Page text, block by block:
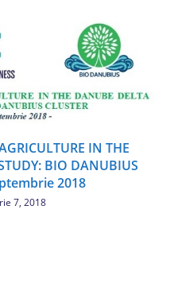
IN THE
BIO DANUBIUS
2018
7, 2018